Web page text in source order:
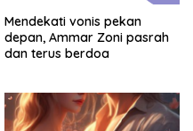
Mendekati vonis pekan
depan, Ammar Zoni pasrah
dan terus berdoa